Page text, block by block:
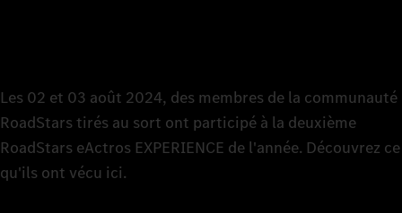
Les 02 et 03 août 2024, des membres de la communauté
RoadStars tirés au sort ont participé à la deuxième
RoadStars eActros EXPERIENCE de l'année. Découvrez ce
qu'ils ont vécu ici.